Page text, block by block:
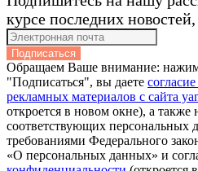
курсе последних
Подписаться
Обращаем Ваше внимание:
"Подписаться", вы даете
рекламных материалов с сайта
откроется в новом окне), а также
соответствующих персональных
требованиями Федерального
«О персональных данных» и